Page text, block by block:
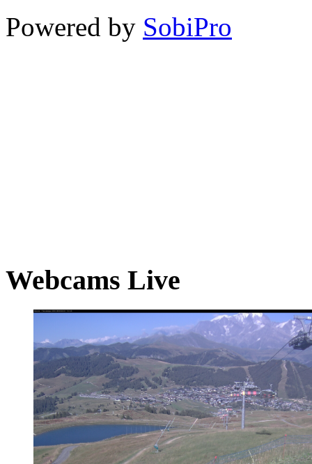
Powered by SobiPro
Webcams Live